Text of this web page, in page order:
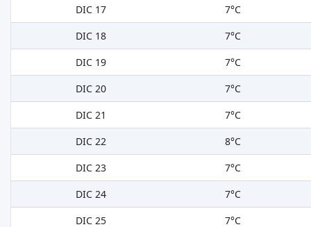
DIC 17
7°C
DIC 18
7°C
DIC 19
7°C
DIC 20
7°C
DIC 21
7°C
DIC 22
8°C
DIC 23
7°C
DIC 24
7°C
DIC 25
7°C